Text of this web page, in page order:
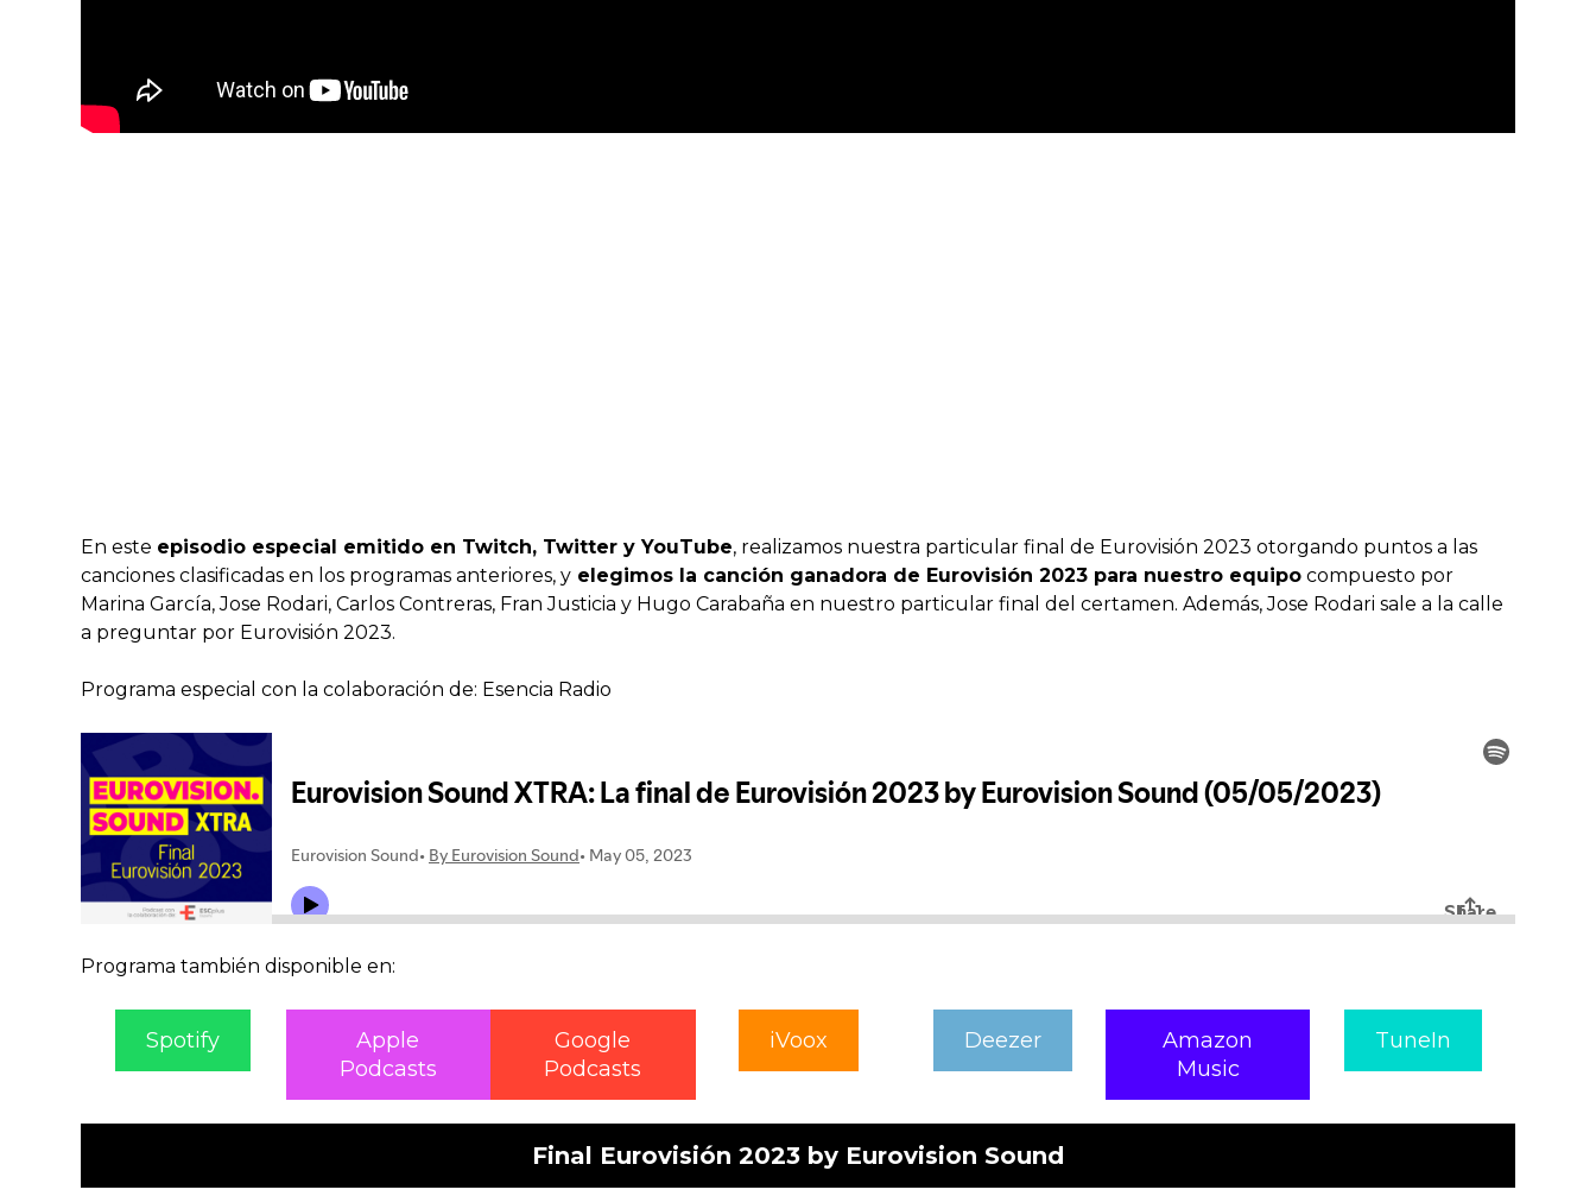
En este episodio especial emitido en Twitch, Twitter y YouTube, realizamos nuestra particular final de Eurovisión 2023 otorgando puntos a las
canciones clasificadas en los programas anteriores, y elegimos la canción ganadora de Eurovisión 2023 para nuestro equipo compuesto por
Marina García, Jose Rodari, Carlos Contreras, Fran Justicia y Hugo Carabaña en nuestro particular final del certamen. Además, Jose Rodari sale a la calle
a preguntar por Eurovisión 2023.
Programa especial con la colaboración de: Esencia Radio
Programa también disponible en:
Spotify
Apple
Podcasts
Google
Podcasts
iVoox Deezer
Amazon
Music
TuneIn
Final Eurovisión 2023 by Eurovision Sound